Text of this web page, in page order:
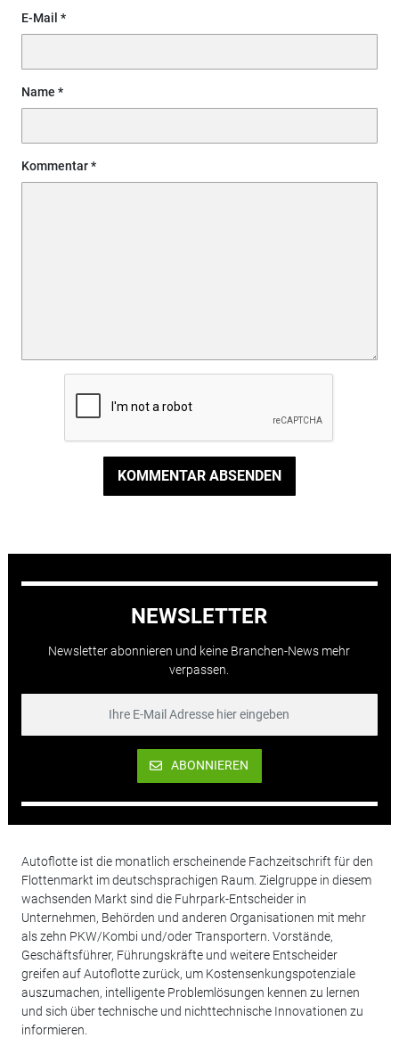
E-Mail
Name
Kommentar
KOMMENTAR ABSENDEN
NEWSLETTER
Newsletter abonnieren und keine Branchen-News mehr
verpassen.
ABONNIEREN
Autoflotte ist die monatlich erscheinende Fachzeitschrift für den
Flottenmarkt im deutschsprachigen Raum. Zielgruppe in diesem
wachsenden Markt sind die Fuhrpark-Entscheider in
Unternehmen, Behörden und anderen Organisationen mit mehr
als zehn PKW/Kombi und/oder Transportern. Vorstände,
Geschäftsführer, Führungskräfte und weitere Entscheider
greifen auf Autoflotte zurück, um Kostensenkungspotenziale
auszumachen, intelligente Problemlösungen kennen zu lernen
und sich über technische und nichttechnische Innovationen zu
informieren.